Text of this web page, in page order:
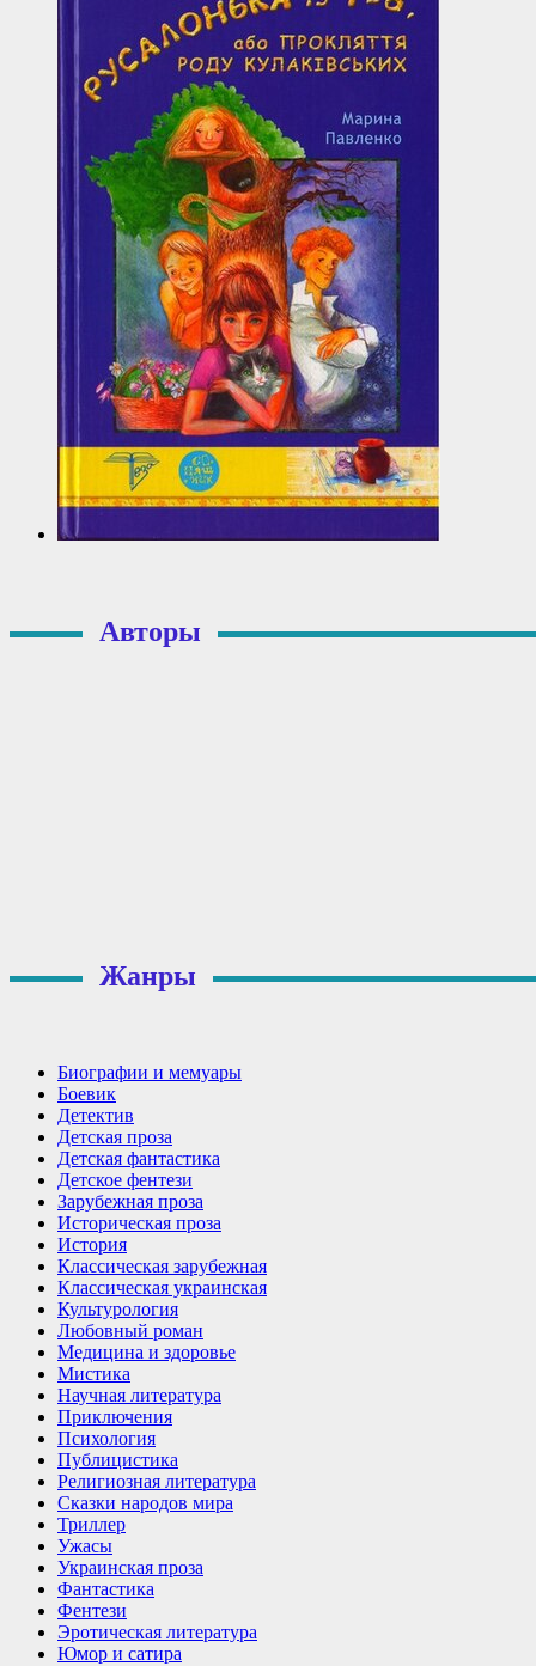
Авторы
Жанры
Биографии и мемуары
Боевик
Детектив
Детская проза
Детская фантастика
Детское фентези
Зарубежная проза
Историческая проза
История
Классическая зарубежная
Классическая украинская
Культурология
Любовный роман
Медицина и здоровье
Мистика
Научная литература
Приключения
Психология
Публицистика
Религиозная литература
Сказки народов мира
Триллер
Ужасы
Украинская проза
Фантастика
Фентези
Эротическая литература
Юмор и сатира